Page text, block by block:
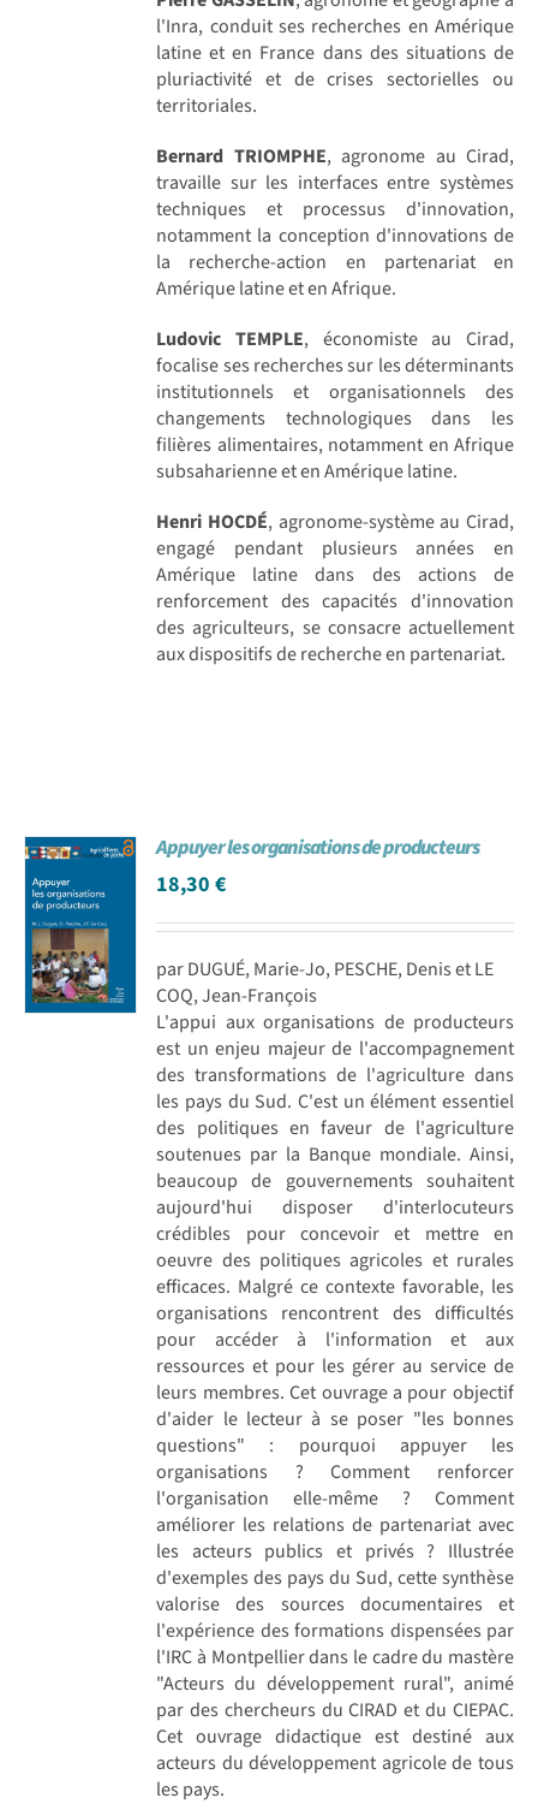
l'Inra, conduit ses recherches en Amérique
latine et en France dans des situations de
pluriactivité et de crises sectorielles ou
territoriales.
Bernard TRIOMPHE, agronome au Cirad,
travaille sur les interfaces entre systèmes
techniques et processus d'innovation,
notamment la conception d'innovations de
la recherche-action en partenariat en
Amérique latine et en Afrique.
Ludovic TEMPLE, économiste au Cirad,
focalise ses recherches sur les déterminants
institutionnels et organisationnels des
changements technologiques dans les
filières alimentaires, notamment en Afrique
subsaharienne et en Amérique latine.
Henri HOCDÉ, agronome-système au Cirad,
engagé pendant plusieurs années en
Amérique latine dans des actions de
renforcement des capacités d'innovation
des agriculteurs, se consacre actuellement
aux dispositifs de recherche en partenariat.
Appuyer les organisations de producteurs
18,30€
par DUGUÉ, Marie-Jo, PESCHE, Denis et LE
COQ, Jean-François
L'appui aux organisations de producteurs
est un enjeu majeur de l'accompagnement
des transformations de l'agriculture dans
les pays du Sud. C'est un élément essentiel
des politiques en faveur de l'agriculture
soutenues par la Banque mondiale. Ainsi,
beaucoup de gouvernements souhaitent
aujourd'hui disposer d'interlocuteurs
crédibles pour concevoir et mettre en
oeuvre des politiques agricoles et rurales
efficaces. Malgré ce contexte favorable, les
organisations rencontrent des difficultés
pour accéder à l'information et aux
ressources et pour les gérer au service de
leurs membres. Cet ouvrage a pour objectif
d'aider le lecteur à se poser "les bonnes
questions" : pourquoi appuyer les
organisations ? Comment renforcer
l'organisation elle-même ? Comment
améliorer les relations de partenariat avec
les acteurs publics et privés ? Illustrée
d'exemples des pays du Sud, cette synthèse
valorise des sources documentaires et
l'expérience des formations dispensées par
l'IRC à Montpellier dans le cadre du mastère
"Acteurs du développement rural", animé
par des chercheurs du CIRAD et du CIEPAC.
Cet ouvrage didactique est destiné aux
acteurs du développement agricole de tous
les pays.